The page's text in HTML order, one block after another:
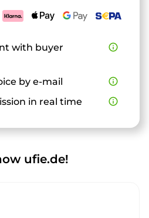
with buyer
info_outline
by e-mail
info_outline
in real time info_outline
ufie.de!